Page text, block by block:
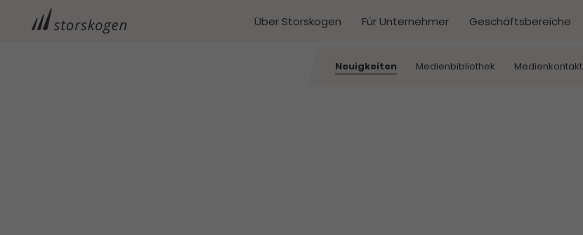
Über Storskogen Für Unternehmer Geschäftsbereiche
Neuigkeiten Medienbibliothek Medienkontakt